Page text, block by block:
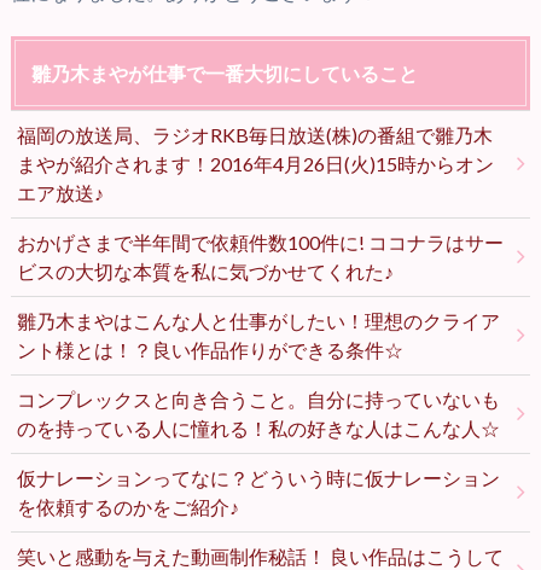
雛乃木まやが仕事で一番大切にしていること
福岡の放送局、ラジオRKB毎日放送(株)の番組で雛乃木
まやが紹介されます！2016年4月26日(火)15時からオン
エア放送♪
おかげさまで半年間で依頼件数100件に! ココナラはサー
ビスの大切な本質を私に気づかせてくれた♪
雛乃木まやはこんな人と仕事がしたい！理想のクライア
ント様とは！？良い作品作りができる条件☆
コンプレックスと向き合うこと。自分に持っていないも
のを持っている人に憧れる！私の好きな人はこんな人☆
仮ナレーションってなに？どういう時に仮ナレーション
を依頼するのかをご紹介♪
笑いと感動を与えた動画制作秘話！ 良い作品はこうして